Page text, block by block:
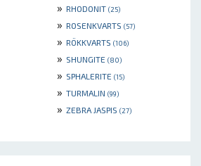
» RHODONIT (25)
» ROSENKVARTS (57)
» RÖKKVARTS (106)
» SHUNGITE (80)
» SPHALERITE (15)
» TURMALIN (99)
» ZEBRA JASPIS (27)